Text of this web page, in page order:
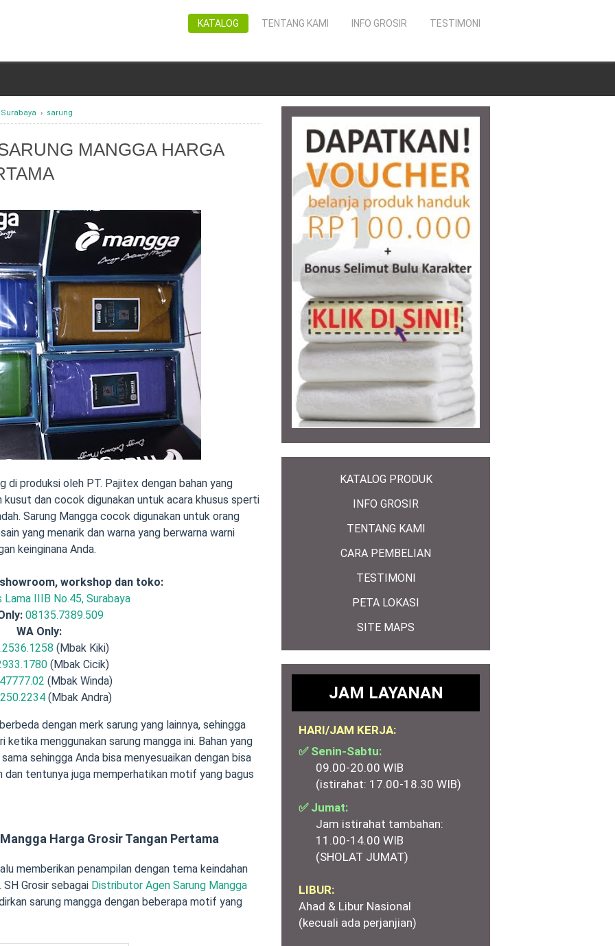
TESTIMONI
INFO GROSIR
TENTANG KAMI
KATALOG
› sarung
MANGGA HARGA
di produksi oleh PT. Pajitex dengan bahan yang
dan cocok digunakan untuk acara khusus sperti
Sarung Mangga cocok digunakan untuk orang
yang menarik dan warna yang berwarna warni
keinginana Anda.
workshop dan toko:
Lama IIIB No.45, Surabaya
08135.7389.509
WA Only:
(Mbak Kiki)
(Mbak Cicik)
(Mbak Winda)
(Mbak Andra)
dengan merk sarung yang lainnya, sehingga
menggunakan sarung mangga ini. Bahan yang
sehingga Anda bisa menyesuaikan dengan bisa
dan tentunya juga memperhatikan motif yang bagus
Harga Grosir Tangan Pertama
memberikan penampilan dengan tema keindahan
SH Grosir sebagai Distributor Agen Sarung Mangga
sarung mangga dengan beberapa motif yang
KATALOG PRODUK
INFO GROSIR
TENTANG KAMI
CARA PEMBELIAN
TESTIMONI
PETA LOKASI
SITE MAPS
JAM LAYANAN
HARI/JAM KERJA:
✅ Senin-Sabtu:
09.00-20.00 WIB
(istirahat: 17.00-18.30 WIB)
✅ Jumat:
Jam istirahat tambahan:
11.00-14.00 WIB
(SHOLAT JUMAT)
LIBUR:
Ahad & Libur Nasional
(kecuali ada perjanjian)